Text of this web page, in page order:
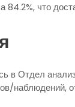
84.2%, что
в Отдел
наблюдений,